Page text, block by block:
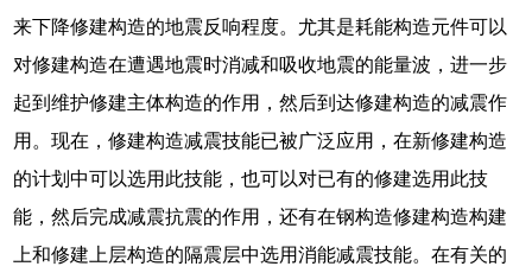
来下降修建构造的地震反响程度。尤其是耗能构造元件可以
对修建构造在遭遇地震时消减和吸收地震的能量波，进一步
起到维护修建主体构造的作用，然后到达修建构造的减震作
用。现在，修建构造减震技能已被广泛应用，在新修建构造
的计划中可以选用此技能，也可以对已有的修建选用此技
能，然后完成减震抗震的作用，还有在钢构造修建构造构建
上和修建上层构造的隔震层中选用消能减震技能。在有关的